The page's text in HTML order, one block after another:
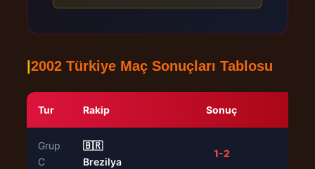
2002 Türkiye Maç Sonuçları Tablosu
Tur Rakip Sonuç
Grup
C
🇧🇷
Brezilya
1-2